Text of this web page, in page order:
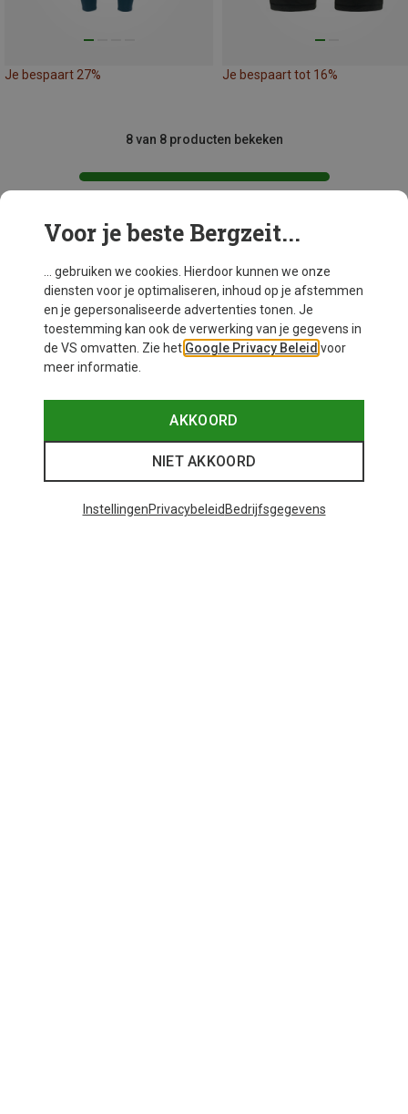
Je bespaart 27% Je bespaart tot 16%
8 van 8 producten bekeken
Mogelijk interessant voor je
Voor je beste Bergzeit...
... gebruiken we cookies. Hierdoor kunnen we onze
diensten voor je optimaliseren, inhoud op je afstemmen
en je gepersonaliseerde advertenties tonen. Je
toestemming kan ook de verwerking van je gegevens in
de VS omvatten. Zie het Google Privacy Beleid voor
meer informatie.
AKKOORD
NIET AKKOORD
InstellingenPrivacybeleid Bedrijfsgegevens